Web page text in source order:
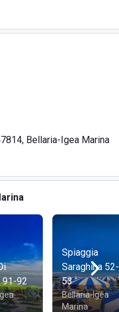
essere in grado di
indimenticabile:
per garantire il
Bellaria-Igea Marina
91-92
Spiaggia
Saraghina 52-
53
Bellaria-Igea
Marina